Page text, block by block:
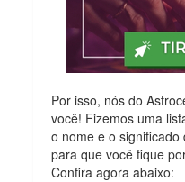
Por isso, nós do
você! Fizemos uma
o nome e o
para que você fique
Confira agora abaixo: